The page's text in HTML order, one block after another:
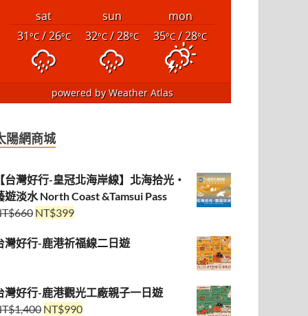
sat sun
mon
31°C/ 26°C 32°C/ 28°C 35°C/ 28°C
powered byWeather Atlas
陽網商城
台灣好行-皇冠北海岸線】北海拾光・
遊淡水 North Coast &Tamsui Pass
660 NT$399
灣好行-鹿港祈福線二日遊
灣好行-鹿港觀光工廠親子一日遊
1,400 NT$990